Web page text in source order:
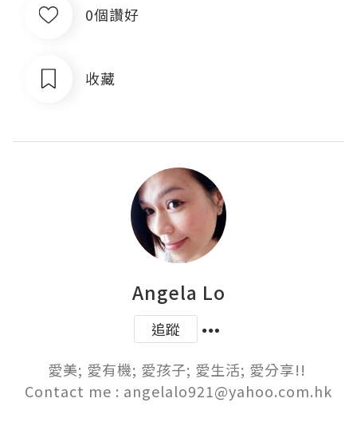
0個讚好
收藏
Angela Lo
追蹤
愛美; 愛有機; 愛孩子; 愛生活; 愛分享!!
Contact me : angelalo921@yahoo.com.hk